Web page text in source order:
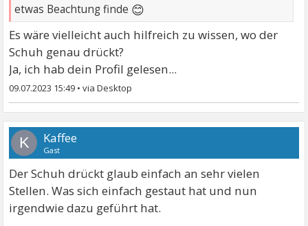
etwas Beachtung finde 😊
Es wäre vielleicht auch hilfreich zu wissen, wo der
Schuh genau drückt?
Ja, ich hab dein Profil gelesen...
09.07.2023 15:49 •
K Kaffee
Gast
Der Schuh drückt glaub einfach an sehr vielen
Stellen. Was sich einfach gestaut hat und nun
irgendwie dazu geführt hat.